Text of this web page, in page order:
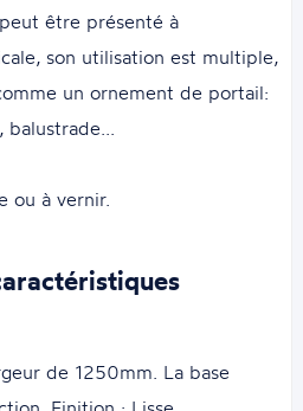
être présenté à
son utilisation est multiple,
un ornement de portail:
ou à vernir.
de 1250mm. La base